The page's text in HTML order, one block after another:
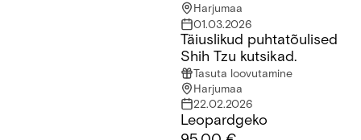
Harjumaa
01.03.2026
Täiuslikud puhtatõulised Shih Tzu kutsikad.Täiuslikud puhtatõulised
Shih Tzu kutsikad.
Tasuta loovutamine
Harjumaa
22.02.2026
Leopardgeko